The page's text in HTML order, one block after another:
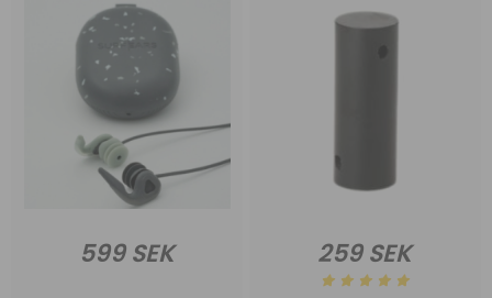
599 SEK 259 SEK